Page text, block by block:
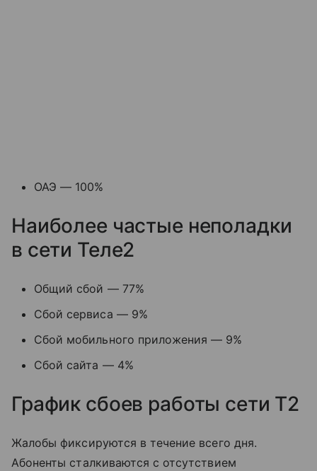
ОАЭ — 100%
Наиболее частые неполадки
в сети Теле2
Общий сбой — 77%
Сбой сервиса — 9%
Сбой мобильного приложения — 9%
Сбой сайта — 4%
График сбоев работы сети T2
Жалобы фиксируются в течение всего дня.
Абоненты сталкиваются с отсутствием